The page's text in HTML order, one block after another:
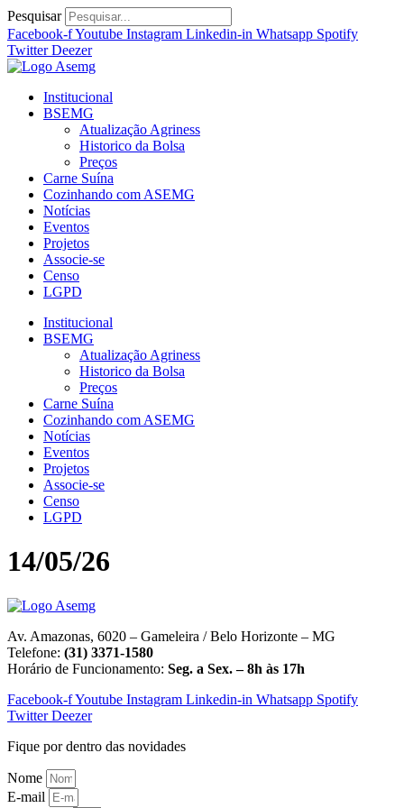
Ir
para
o
conteúdo
Pesquisar
Facebook-fYoutube Instagram Linkedin-in Whatsapp Spotify
Twitter Deezer
Institucional
BSEMG
Atualização Agriness
Historico da Bolsa
Preços
Carne Suína
Cozinhando com ASEMG
Notícias
Eventos
Projetos
Associe-se
Censo
LGPD
Institucional
BSEMG
Atualização Agriness
Historico da Bolsa
Preços
Carne Suína
Cozinhando com ASEMG
Notícias
Eventos
Projetos
Associe-se
Censo
LGPD
14/05/26
Av. Amazonas, 6020 – Gameleira / Belo Horizonte – MG
Telefone: (31) 3371-1580
Horário de Funcionamento: Seg. a Sex. – 8h às 17h
Facebook-fYoutube Instagram Linkedin-in Whatsapp Spotify
Twitter Deezer
Fique por dentro das novidades
Nome
E-mail